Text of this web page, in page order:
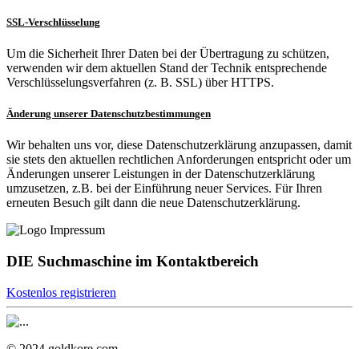
SSL-Verschlüsselung
Um die Sicherheit Ihrer Daten bei der Übertragung zu schützen,
verwenden wir dem aktuellen Stand der Technik entsprechende
Verschlüsselungsverfahren (z. B. SSL) über HTTPS.
Änderung unserer Datenschutzbestimmungen
Wir behalten uns vor, diese Datenschutzerklärung anzupassen, damit
sie stets den aktuellen rechtlichen Anforderungen entspricht oder um
Änderungen unserer Leistungen in der Datenschutzerklärung
umzusetzen, z.B. bei der Einführung neuer Services. Für Ihren
erneuten Besuch gilt dann die neue Datenschutzerklärung.
DIE Suchmaschine im Kontaktbereich
Kostenlos registrieren